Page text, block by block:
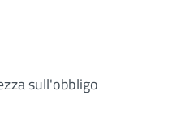
sull'obbligo